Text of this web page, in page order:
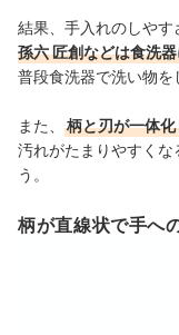
結果、手入れのしや
孫六 匠創などは食洗
普段食洗器で洗い物を
また、 柄と刃が一体
汚れがたまりやすくな
う。
柄が直線状で手へ